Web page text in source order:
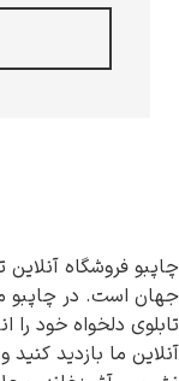
تابلوهای هنری
می‌توانید از
را انتخاب و
کنید و تابلویی